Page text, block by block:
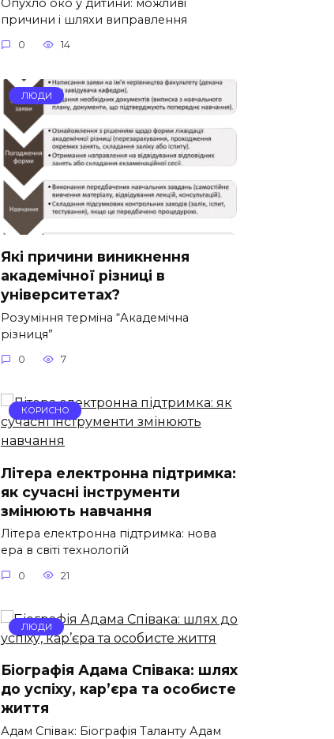
причини і шляхи виправлення
0 14
ЛЮДИ
Які причини виникнення
академічної різниці в
університетах?
Розуміння терміна “Академічна
різниця”
0 7
КОРИСНО
Літера електронна підтримка:
як сучасні інструменти
змінюють навчання
Літера електронна підтримка: нова
ера в світі технологій
0 21
ЛЮДИ
Біографія Адама Співака: шлях
до успіху, кар’єра та особисте
життя
Адам Співак: Біографія Таланту Адам